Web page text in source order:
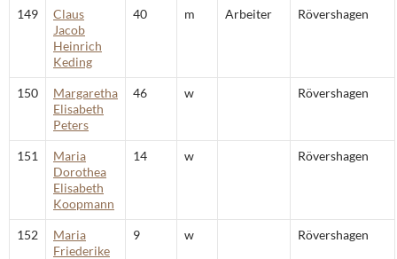
149
Claus
Jacob
Heinrich
Keding
40 m Arbeiter Rövershagen
150
Margaretha
Elisabeth
Peters
46 w Rövershagen
151
Maria
Dorothea
Elisabeth
Koopmann
14 w Rövershagen
152
Maria
Friederike
9 w Rövershagen